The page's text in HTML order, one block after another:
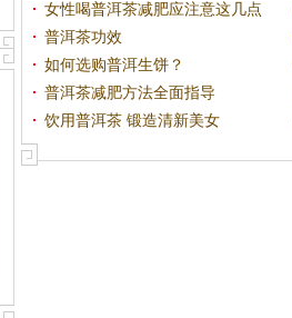
女性喝普洱茶减肥应注意这几点
普洱茶功效
如何选购普洱生饼？
普洱茶减肥方法全面指导
饮用普洱茶 锻造清新美女